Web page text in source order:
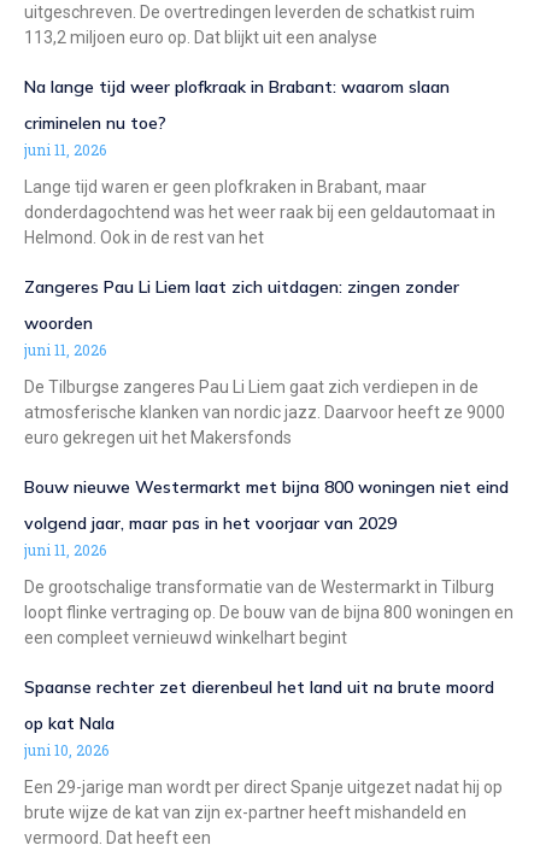
uitgeschreven. De overtredingen leverden de schatkist ruim
113,2 miljoen euro op. Dat blijkt uit een analyse
Na lange tijd weer plofkraak in Brabant: waarom slaan
criminelen nu toe?
juni 11, 2026
Lange tijd waren er geen plofkraken in Brabant, maar
donderdagochtend was het weer raak bij een geldautomaat in
Helmond. Ook in de rest van het
Zangeres Pau Li Liem laat zich uitdagen: zingen zonder
woorden
juni 11, 2026
De Tilburgse zangeres Pau Li Liem gaat zich verdiepen in de
atmosferische klanken van nordic jazz. Daarvoor heeft ze 9000
euro gekregen uit het Makersfonds
Bouw nieuwe Westermarkt met bijna 800 woningen niet eind
volgend jaar, maar pas in het voorjaar van 2029
juni 11, 2026
De grootschalige transformatie van de Westermarkt in Tilburg
loopt flinke vertraging op. De bouw van de bijna 800 woningen en
een compleet vernieuwd winkelhart begint
Spaanse rechter zet dierenbeul het land uit na brute moord
op kat Nala
juni 10, 2026
Een 29-jarige man wordt per direct Spanje uitgezet nadat hij op
brute wijze de kat van zijn ex-partner heeft mishandeld en
vermoord. Dat heeft een